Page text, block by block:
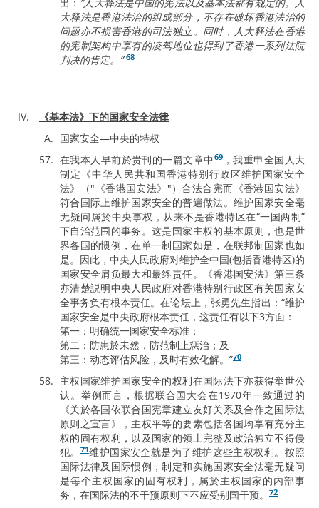
大释法是香港法治的组成部分，不存在破坏香港法治的
问题亦不损害香港的司法独立。同时，人大释法在香港
的宪制架构中享有的凌驾地位也得到了香港一系列法院
判决的肯定。” 68
《基本法》下的国家安全法律
国家安全—中央的特权
在我本人早前於贵刊的一篇文章中69，我重申全国人大
制定《中华人民共和国香港特别行政区维护国家安全
法》（"《香港国安法》"）合法合宪而《香港国安法》
符合国际上维护国家安全的普遍做法。维护国家安全毫
无疑问属於中央事权，从来不是香港特区在“一国两制”
下自治范围的事务。这是国家主权的基本原则，也是世
界各国的惯例，在单一制国家如是，在联邦制国家也如
是。因此，中央人民政府对维护全中国(包括香港特区)的
国家安全肩负最大和最终责任。《香港国安法》第三条
亦清楚説明中央人民政府对香港特别行政区有关国家安
全事务负有根本责任。在论坛上，张勇先生指出：“维护
国家安全是中央政府根本责任，这责任有以下3方面：
第一：明确统一国家安全标准；
第二：防患於未然，防范制止惩治；及
第三：动态评估风险，及时有效化解。”70
主权国家维护国家安全的权利在国际法下亦获得举世公
认。举例而言，根据联合国大会在1970年一致通过的
《关於各国依联合国宪章建立友好关系及合作之国际法
原则之宣言》，主权平等的要素包括各国均享有充分主
权的固有权利，以及国家的领土完整及政治独立不得侵
犯。71维护国家安全就是为了维护这些主权权利。按照
国际法律及国际惯例，制定和实施国家安全法毫无疑问
是每个主权国家的固有权利，属於主权国家的内部事
务，在国际法的不干预原则下不应受别国干预。
72